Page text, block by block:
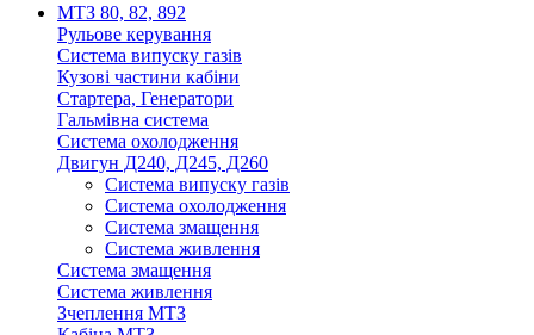
МТЗ 80, 82, 892
Рульове керування
Система випуску газів
Кузові частини кабіни
Стартера, Генератори
Гальмівна система
Система охолодження
Двигун Д240, Д245, Д260
Система випуску газів
Система охолодження
Система змащення
Система живлення
Система змащення
Система живлення
Зчеплення МТЗ